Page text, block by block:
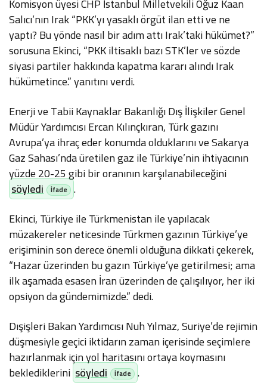
Salıcı’nın Irak “PKK’yı yasaklı örgüt ilan etti ve ne
yaptı? Bu yönde nasıl bir adım attı Irak’taki hükümet?”
sorusuna Ekinci, “PKK iltisaklı bazı STK’ler ve sözde
siyasi partiler hakkında kapatma kararı alındı Irak
hükümetince.” yanıtını verdi.
Enerji ve Tabii Kaynaklar Bakanlığı Dış İlişkiler Genel
Müdür Yardımcısı Ercan Kılınçkıran, Türk gazını
Avrupa’ya ihraç eder konumda olduklarını ve Sakarya
Gaz Sahası’nda üretilen gaz ile Türkiye’nin ihtiyacının
yüzde 20-25 gibi bir oranının karşılanabileceğini
söyledi
.
Ekinci, Türkiye ile Türkmenistan ile yapılacak
müzakereler neticesinde Türkmen gazının Türkiye’ye
erişiminin son derece önemli olduğuna dikkati çekerek,
“Hazar üzerinden bu gazın Türkiye’ye getirilmesi; ama
ilk aşamada esasen İran üzerinden de çalışılıyor, her iki
opsiyon da gündemimizde.” dedi.
Dışişleri Bakan Yardımcısı Nuh Yılmaz, Suriye’de rejimin
düşmesiyle geçici iktidarın zaman içerisinde seçimlere
hazırlanmak için yol haritasını ortaya koymasını
beklediklerini söyledi
.